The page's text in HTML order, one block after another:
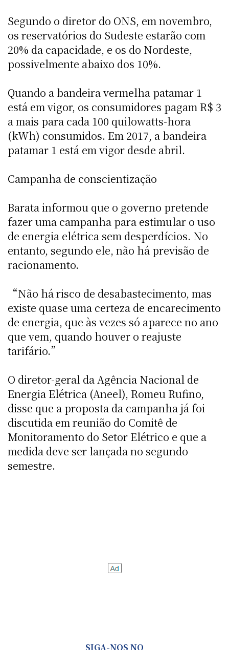
Segundo o diretor do ONS, em novembro,
os reservatórios do Sudeste estarão com
20% da capacidade, e os do Nordeste,
possivelmente abaixo dos 10%.
Quando a bandeira vermelha patamar 1
está em vigor, os consumidores pagam R$ 3
a mais para cada 100 quilowatts-hora
(kWh) consumidos. Em 2017, a bandeira
patamar 1 está em vigor desde abril.
Campanha de conscientização
Barata informou que o governo pretende
fazer uma campanha para estimular o uso
de energia elétrica sem desperdícios. No
entanto, segundo ele, não há previsão de
racionamento.
“Não há risco de desabastecimento, mas
existe quase uma certeza de encarecimento
de energia, que às vezes só aparece no ano
que vem, quando houver o reajuste
tarifário.”
O diretor-geral da Agência Nacional de
Energia Elétrica (Aneel), Romeu Rufino,
disse que a proposta da campanha já foi
discutida em reunião do Comitê de
Monitoramento do Setor Elétrico e que a
medida deve ser lançada no segundo
semestre.
SIGA-NOS NO